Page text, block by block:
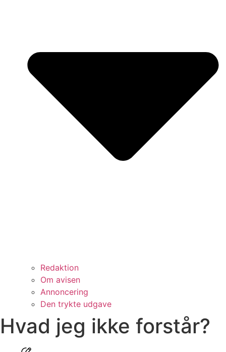
Redaktion
Om avisen
Annoncering
Den trykte udgave
Hvad jeg ikke forstår?